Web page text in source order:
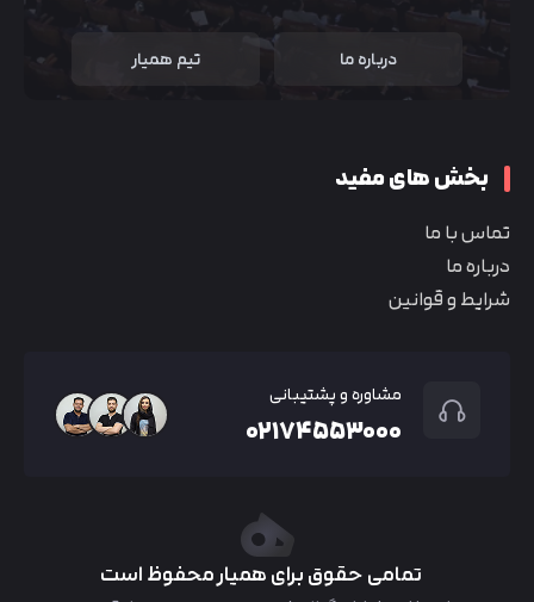
درباره ما تیم همیار
بخش های مفید
تماس با ما
درباره ما
شرایط و قوانین
مشاوره و پشتیبانی
۰۲۱۷۴۵۵۳۰۰۰
تمامی حقوق برای همیار محفوظ است